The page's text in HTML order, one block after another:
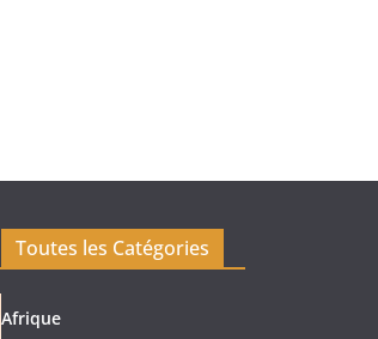
Toutes les Catégories
Afrique